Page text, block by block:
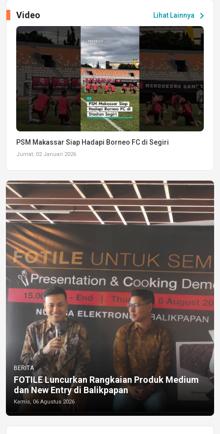
Lihat Lainnya chevron_right
Video
PSM Makassar Siap Hadapi Borneo FC di Segiri
Jumat, 02 Januari 2026
BERITA
FOTILE Luncurkan Rangkaian Produk Medium
dan New Entry di Balikpapan
Kamis, 06 Agustus 2026